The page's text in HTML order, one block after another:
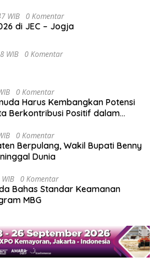
WIB 0 Komentar
di JEC – Jogja
WIB 0 Komentar
0 Komentar
Harus Kembangkan Potensi
Berkontribusi Positif dalam
0 Komentar
Berpulang, Wakil Bupati Benny
Dunia
0 Komentar
Bahas Standar Keamanan
MBG